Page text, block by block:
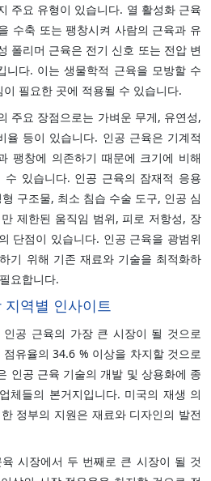
주요 유형이 있습니다. 열 활성화 근육
수축 또는 팽창시켜 사람의 근육과 유
폴리머 근육은 전기 신호 또는 전압 변
니다. 이는 생물학적 근육을 모방할 수
필요한 곳에 적용될 수 있습니다.
주요 장점으로는 가벼운 무게, 유연성,
율 등이 있습니다. 인공 근육은 기계적
팽창에 의존하기 때문에 크기에 비해
있습니다. 인공 근육의 잠재적 응용
구조물, 최소 침습 수술 도구, 인공 심
제한된 움직임 범위, 피로 저항성, 장
단점이 있습니다. 인공 근육을 광범위
기 위해 기존 재료와 기술을 최적화하
요합니다.
역별 인사이트
공 근육의 가장 큰 시장이 될 것으로
유율의 34.6 % 이상을 차지할 것으로
인공 근육 기술의 개발 및 상용화에 종
체들의 본거지입니다. 미국의 재생 의
정부의 지원은 재료와 디자인의 발전
시장에서 두 번째로 큰 시장이 될 것